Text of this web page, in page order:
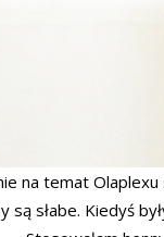
na temat Olaplexu
są słabe. Kiedyś